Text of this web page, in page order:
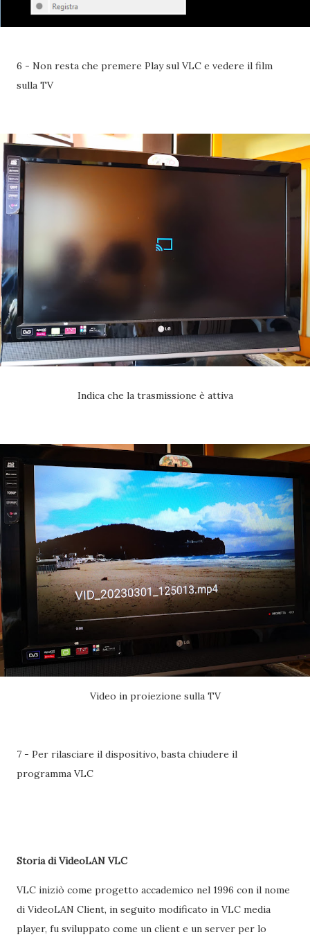
6 - Non resta che premere Play sul VLC e vedere il film
sulla TV
Indica che la trasmissione è attiva
Video in proiezione sulla TV
7 - Per rilasciare il dispositivo, basta chiudere il
programma VLC
Storia di VideoLAN VLC
VLC iniziò come progetto accademico nel 1996 con il nome
di VideoLAN Client, in seguito modificato in VLC media
player, fu sviluppato come un client e un server per lo